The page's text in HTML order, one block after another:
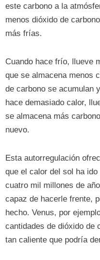
este carbono a la
menos dióxido de
más frías.
Cuando hace frío, llueve
que se almacena menos
de carbono se acumulan
hace demasiado calor,
se almacena más
nuevo.
Esta autorregulación
que el calor del sol ha
cuatro mil millones de
capaz de hacerle frente,
hecho. Venus, por
cantidades de dióxido de
tan caliente que podría